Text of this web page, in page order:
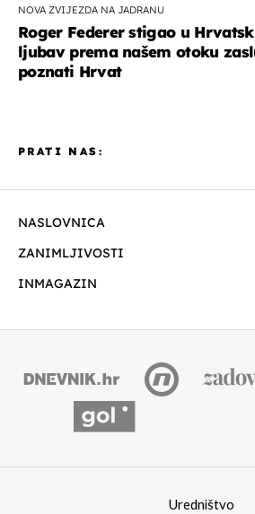
NOVA ZVIJEZDA NA JADRANU
Roger Federer stigao u
ljubav prema našem otoku
poznati Hrvat
NASLOVNICA
ZANIMLJIVOSTI
INMAGAZIN
PRATI NAS:
Uredništvo